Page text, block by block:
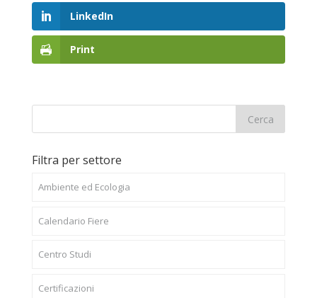
LinkedIn
Print
Filtra per settore
Ambiente ed Ecologia
Calendario Fiere
Centro Studi
Certificazioni